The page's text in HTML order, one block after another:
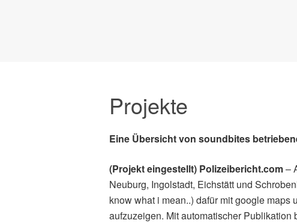
Projekte
Eine Übersicht von soundbites
(Projekt eingestellt) Polizeibericht.com–
Neuburg, Ingolstadt, Eichstätt und
know what i mean..) dafür mit google maps
aufzuzeigen. Mit automatischer Publikation